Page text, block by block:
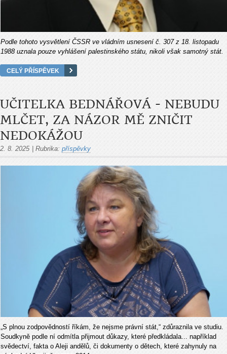
Podle tohoto vysvětlení ČSSR ve vládním usnesení č. 307 z 18. listopadu
1988 uznala pouze vyhlášení palestinského státu, nikoli však samotný stát.
CELÝ PŘÍSPĚVEK
UČITELKA BEDNÁŘOVÁ - NEBUDU
MLČET, ZA NÁZOR MĚ ZNIČIT
NEDOKÁŽOU
2. 8. 2025 Rubrika: příspěvky
„S plnou zodpovědností říkám, že nejsme právní stát,“ zdůraznila ve studiu.
Soudkyně podle ní odmítla přijmout důkazy, které předkl ádala například
svědectví, fakta o Aleji andělů, či dokumenty o dětech, které zahynuly na